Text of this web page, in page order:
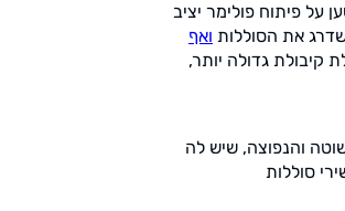
פיתוח פולימר יציב
את הסוללות ואף
קיבולת גדולה יותר,
והנפוצה, שיש לה
סוללות